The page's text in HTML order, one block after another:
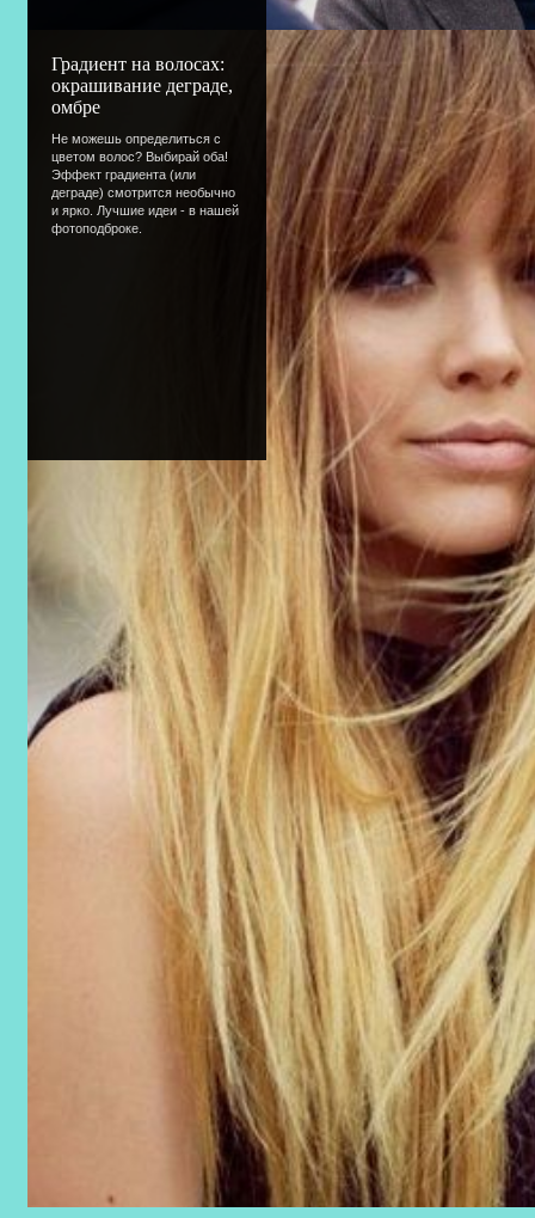
Градиент на волосах:
окрашивание деграде,
омбре
Не можешь определиться с
цветом волос? Выбирай оба!
Эффект градиента (или
деграде) смотрится необычно
и ярко. Лучшие идеи - в нашей
фотоподброке.